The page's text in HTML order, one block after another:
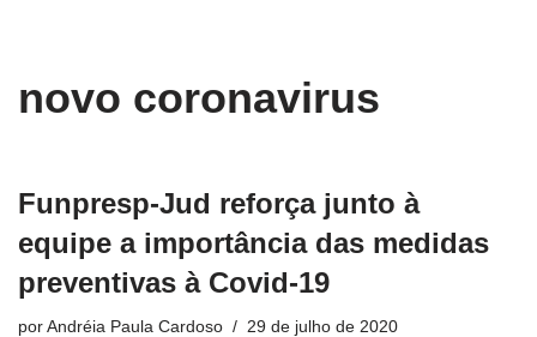
para
novo coronavirus
Funpresp-Jud reforça junto à
equipe a importância das medidas
preventivas à Covid-19
por Andréia Paula Cardoso 29 de julho de 2020